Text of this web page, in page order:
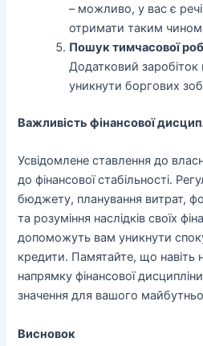
– можливо, у вас є
отримати таким чином
Пошук тимчасової
Додатковий
уникнути боргових
Важливість фінансової
Усвідомлене ставлення до
до фінансової стабільності.
бюджету, планування витрат,
та розуміння наслідків своїх
допоможуть вам уникнути
кредити. Памятайте, що навіть
напрямку фінансової
значення для вашого
Висновок